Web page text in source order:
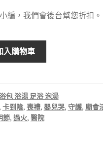
編，我們會後台幫您折扣。
入購物車
包 浴湯 足浴 泡湯
, 卡到陰, 喪禮, 嬰兒哭, 守護, 廟會
節, 過火, 醫院